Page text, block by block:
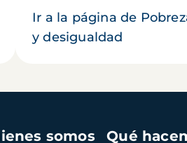
Ir a la página de
y desigualdad
somos Qué